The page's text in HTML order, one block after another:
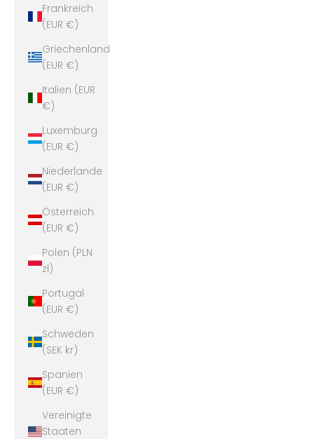
Frankreich
(EUR €)
Griechenland
(EUR €)
Italien (EUR
€)
Luxemburg
(EUR €)
Niederlande
(EUR €)
Österreich
(EUR €)
Polen (PLN
zł)
Portugal
(EUR €)
Schweden
(SEK kr)
Spanien
(EUR €)
Vereinigte
Staaten